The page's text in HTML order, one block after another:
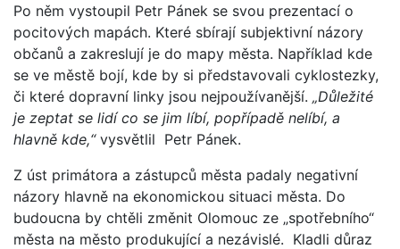
Po něm vystoupil Petr Pánek se svou prezentací o
pocitových mapách. Které sbírají subjektivní názory
občanů a zakreslují je do mapy města. Například kde
se ve městě bojí, kde by si představovali cyklostezky,
či které dopravní linky jsou nejpoužívanější. „Důležité
je zeptat se lidí co se jim líbí, popřípadě nelíbí, a
hlavně kde,“vysvětlil Petr Pánek.
Z úst primátora a zástupců města padaly negativní
názory hlavně na ekonomickou situaci města. Do
budoucna by chtěli změnit Olomouc ze „spotřebního“
města na město produkující a nezávislé. Kladli důraz